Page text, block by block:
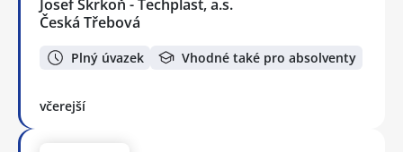
Josef Škrkoň - Techplast, a.s.
Česká Třebová
Plný úvazek Vhodné také pro absolventy
včerejší